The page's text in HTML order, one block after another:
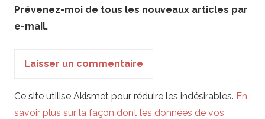
Prévenez-moi de tous les nouveaux articles par
e-mail.
Ce site utilise Akismet pour réduire les indésirables. En
savoir plus sur la façon dont les données de vos